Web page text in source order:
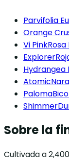
Parvifolia
Orange
Vi Pink
Explorer
Hydrangea
Atomic
Paloma
Shimmer
Sobre la
Cultivada a